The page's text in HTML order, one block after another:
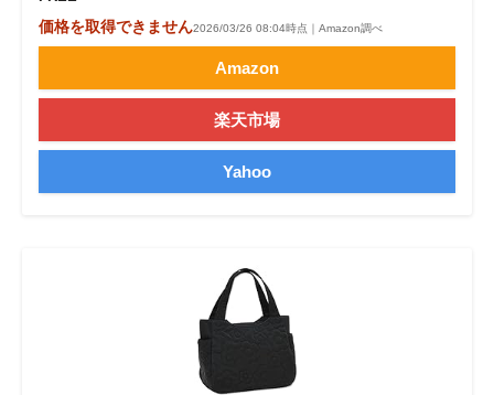
価格を取得できません2026/03/26 08:04時点｜Amazon調べ
Amazon
楽天市場
Yahoo